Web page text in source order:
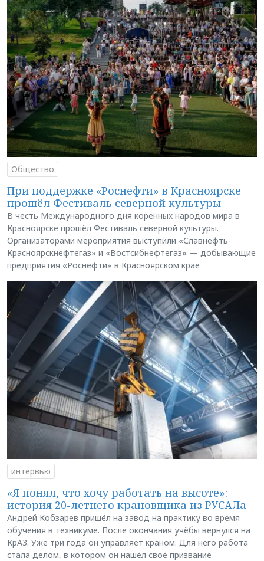
Общество
При поддержке «Роснефти» в Красноярске
прошёл Фестиваль северной культуры
В честь Международного дня коренных народов мира в
Красноярске прошёл Фестиваль северной культуры.
Организаторами мероприятия выступили «Славнефть-
Красноярскнефтегаз» и «Востсибнефтегаз» — добывающие
предприятия «Роснефти» в Красноярском крае
интервью
«Я понял, что хочу работать на высоте»:
история 20-летнего крановщика из РУСАЛа
Андрей Кобзарев пришёл на завод на практику во время
обучения в техникуме. После окончания учёбы вернулся на
КрАЗ. Уже три года он управляет краном. Для него работа
стала делом, в котором он нашёл своё призвание